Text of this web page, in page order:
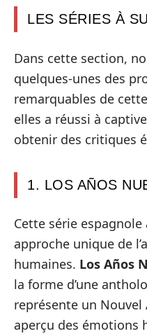
LES SÉRIES À
Dans cette section,
quelques-unes des
remarquables de
elles a réussi à
obtenir des critiques
1. LOS AÑOS
Cette série
approche unique de
humaines. Los Años
la forme d’une
représente un
aperçu des émotions